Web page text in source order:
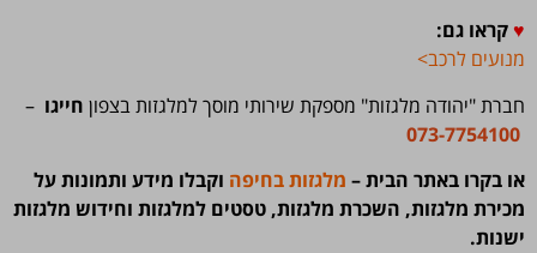
♥ קראו גם:
מנועים לרכב>
חברת "יהודה מלגזות" מספקת שירותי מוסך למלגזות בצפון חייגו –
073-7754100
או בקרו באתר הבית – מלגזות בחיפה וקבלו מידע ותמונות על
מכירת מלגזות, השכרת מלגזות, טסטים למלגזות וחידוש מלגזות
ישנות.